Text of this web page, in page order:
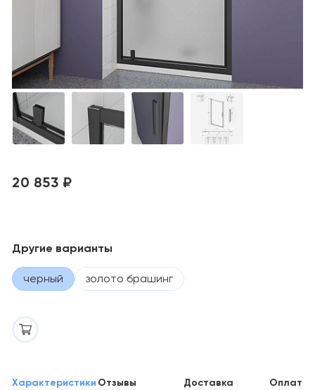
20 853 ₽
Другие варианты
черный золото брашинг
Характеристики Отзывы Доставка Оплата